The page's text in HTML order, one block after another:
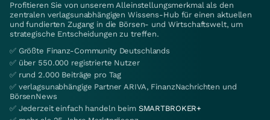
Profitieren Sie von unserem Alleinstellungsmerkmal als den
zentralen verlagsunabhängigen Wissens-Hub für einen aktuellen
und fundierten Zugang in die Börsen- und Wirtschaftswelt, um
strategische Entscheidungen zu treffen.
✅ Größte Finanz-Community Deutschlands
✅ über 550.000 registrierte Nutzer
✅ rund 2.000 Beiträge pro Tag
✅ verlagsunabhängige Partner ARIVA, FinanzNachrichten und
BörsenNews
✅ Jederzeit einfach handeln beim SMARTBROKER+